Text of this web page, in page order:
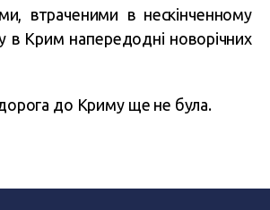
втраченими в нескінченному
в Крим напередодні новорічних
до Криму ще не була.